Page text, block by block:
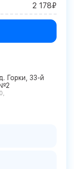
2 178₽
Горки, 33-й